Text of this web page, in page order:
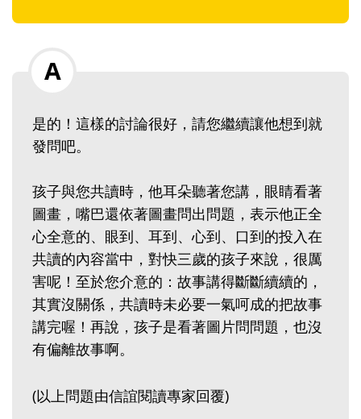
是的！這樣的討論很好，請您繼續讓他想到就
發問吧。
孩子與您共讀時，他耳朵聽著您講，眼睛看著
圖畫，嘴巴還依著圖畫問出問題，表示他正全
心全意的、眼到、耳到、心到、口到的投入在
共讀的內容當中，對快三歲的孩子來說，很厲
害呢！至於您介意的：故事講得斷斷續續的，
其實沒關係，共讀時未必要一氣呵成的把故事
講完喔！再說，孩子是看著圖片問問題，也沒
有偏離故事啊。
(以上問題由信誼閱讀專家回覆)